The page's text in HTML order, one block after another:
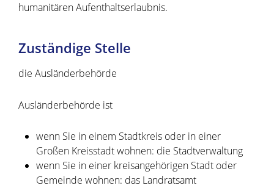
humanitären Aufenthaltserlaubnis.
Zuständige Stelle
die Ausländerbehörde
Ausländerbehörde ist
wenn Sie in einem Stadtkreis oder in einer
Großen Kreisstadt wohnen: die Stadtverwaltung
wenn Sie in einer kreisangehörigen Stadt oder
Gemeinde wohnen: das Landratsamt